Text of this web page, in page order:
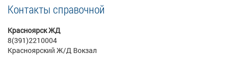
Контакты справочной
Красноярск ЖД
8(391)2210004
Красноярский Ж/Д Вокзал